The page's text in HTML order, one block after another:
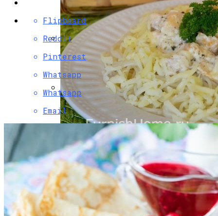
Разбираемся, Какие Виды Проклятий
Соседи Могут Применить К Вашему
Дому
Маникюр С Разноцветными
Стрелочками
Паста С Семгой В Сливочном Соусе
Flipboard
Reddit
Pinterest
Whatsapp
Whatsapp
Email